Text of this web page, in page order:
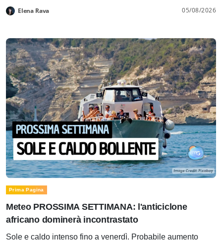
Elena Rava 05/08/2026
Prima Pagina
Meteo PROSSIMA SETTIMANA: l'anticiclone
africano dominerà incontrastato
Sole e caldo intenso fino a venerdì. Probabile aumento